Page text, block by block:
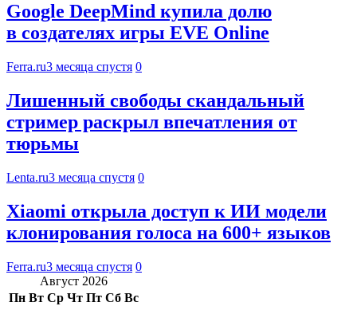
Google DeepMind купила долю
в создателях игры EVE Online
Ferra.ru3 месяца спустя 0
Лишенный свободы скандальный
стример раскрыл впечатления от
тюрьмы
Lenta.ru3 месяца спустя 0
Xiaomi открыла доступ к ИИ модели
клонирования голоса на 600+ языков
Ferra.ru3 месяца спустя 0
Август 2026
Пн Вт Ср Чт Пт Сб Вс